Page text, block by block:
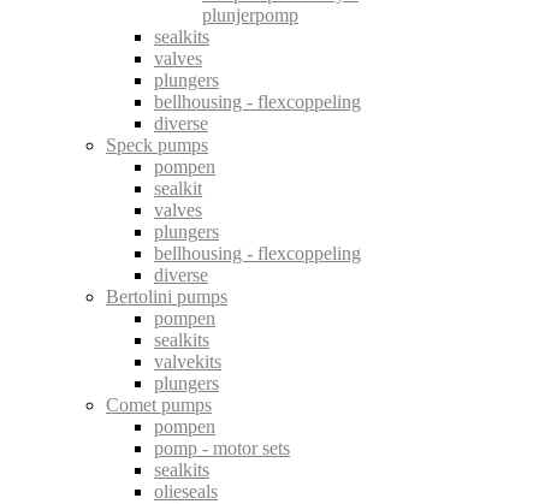
plunjerpomp
sealkits
valves
plungers
bellhousing - flexcoppeling
diverse
Speck pumps
pompen
sealkit
valves
plungers
bellhousing - flexcoppeling
diverse
Bertolini pumps
pompen
sealkits
valvekits
plungers
Comet pumps
pompen
pomp - motor sets
sealkits
olieseals